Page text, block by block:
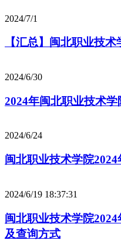
2024/7/1
【汇总】闽北职业技
2024/6/30
2024年闽北职业技术
2024/6/24
闽北职业技术学院
2024/6/19 18:37:31
闽北职业技术学院
及查询方式